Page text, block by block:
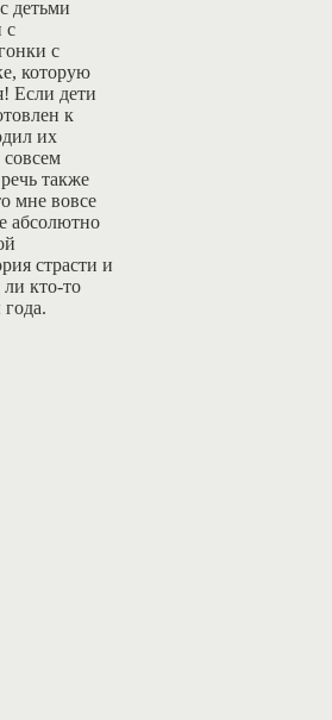
детьми
с
с
которую
Если дети
к
их
также
мне вовсе
абсолютно
страсти и
кто-то